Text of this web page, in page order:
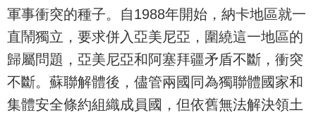
軍事衝突的種子。自1988年開始，納卡地區就一
直鬧獨立，要求併入亞美尼亞，圍繞這一地區的
歸屬問題，亞美尼亞和阿塞拜疆矛盾不斷，衝突
不斷。蘇聯解體後，儘管兩國同為獨聯體國家和
集體安全條約組織成員國，但依舊無法解決領土